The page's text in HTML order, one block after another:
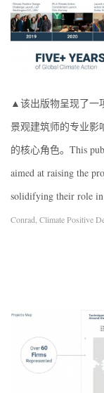
▲该出版物呈现了一
景观建筑师的专业影
的核心角色。This
aimed at raising the
solidifying their role
Conrad, Climate Positive